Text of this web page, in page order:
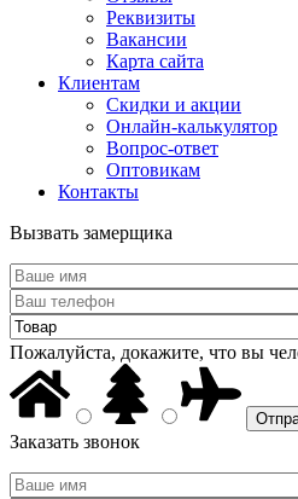
Реквизиты
Вакансии
Карта сайта
Клиентам
Скидки и акции
Онлайн-калькулятор
Вопрос-ответ
Оптовикам
Контакты
Вызвать замерщика
Пожалуйста, докажите, что вы
Заказать звонок